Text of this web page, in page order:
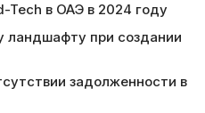
Tech в ОАЭ в 2024 году
ландшафту при создании
задолженности в